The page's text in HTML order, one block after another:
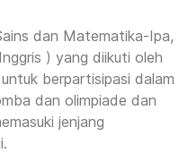
dan Matematika-Ipa,
) yang diikuti oleh
berpartisipasi dalam
dan olimpiade dan
jenjang